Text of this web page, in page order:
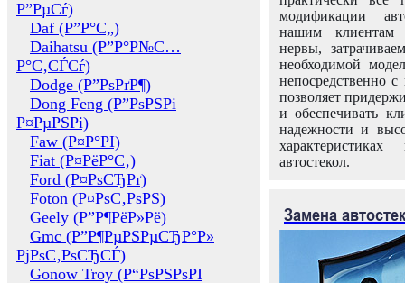
Р”РµСѓ)
Daf (Р”Р°С„)
Daihatsu (Р”Р°Р№С…
Р°С‚СЃСѓ)
Dodge (Р”РѕРґР¶)
Dong Feng (Р”РѕРЅРі
Р¤РµРЅРі)
Faw (Р¤Р°РІ)
Fiat (Р¤РёР°С‚)
Ford (Р¤РѕСЂРґ)
Foton (Р¤РѕС‚РѕРЅ)
Geely (Р”Р¶РёР»Рё)
Gmc (Р”Р¶РµРЅРµСЂР°Р»
РјРѕС‚РѕСЂСЃ)
Gonow Troy (Р“РѕРЅРѕРІ
модификации
нашим клиентам
нервы,
необходимой
непосредственно
позволяет
и обеспечивать
надежности и
автостекол.
Замена